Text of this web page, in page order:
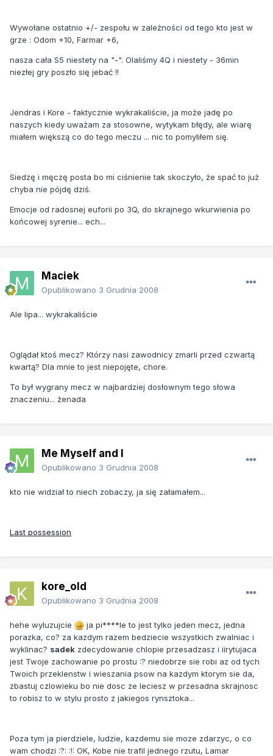
Wywołane ostatnio +/- zespołu w zależności od tego kto jest w
grze : Odom +10, Farmar +6,
nasza cała S5 niestety na "-". Olaliśmy 4Q i niestety - 36min
niezłej gry poszło się jebać !!
Jendras i Kore - faktycznie wykrakaliście, ja może jadę po
naszych kiedy uważam za stosowne, wytykam błędy, ale wiarę
miałem większą co do tego meczu ... nic to pomyliłem się.
Siedzę i męczę posta bo mi ciśnienie tak skoczyło, że spać to już
chyba nie pójdę dziś.
Emocje od radosnej euforii po 3Q, do skrajnego wkurwienia po
końcowej syrenie... ech...
Maciek
Opublikowano 3 Grudnia 2008
Ale lipa... wykrakaliście
Oglądał ktoś mecz? Którzy nasi zawodnicy zmarli przed czwartą
kwartą? Dla mnie to jest niepojęte, chore.
To był wygrany mecz w najbardziej dosłownym tego słowa
znaczeniu... żenada
Me Myself and I
Opublikowano 3 Grudnia 2008
kto nie widział to niech zobaczy, ja się załamałem...
Last possession
kore_old
Opublikowano 3 Grudnia 2008
hehe wyluzujcie
ja pi****le to jest tylko jeden mecz, jedna
porazka, co? za kazdym razem bedziecie wszystkich zwalniac i
wyklinac? sadek zdecydowanie chlopie przesadzasz i iirytujaca
jest Twoje zachowanie po prostu :? niedobrze sie robi az od tych
Twoich przeklenstw i wieszania psow na kazdym ktorym sie da,
zbastuj czlowieku bo nie dosc ze leciesz w przesadna skrajnosc
to robisz to w stylu prosto z jakiegos rynsztoka...
Poza tym ja pierdziele, ludzie, kazdemu sie moze zdarzyc, o co
wam chodzi :?: :!: OK, Kobe nie trafil jednego rzutu, Lamar